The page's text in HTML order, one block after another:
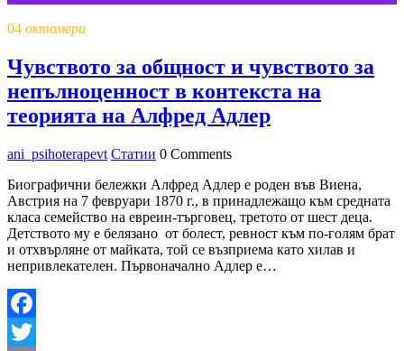
04 октомври
Чувството за общност и чувството за
непълноценност в контекста на
теорията на Алфред Адлер
ani_psihoterapevt Статии 0 Comments
Биографични бележки Алфред Адлер е роден във Виена,
Австрия на 7 февруари 1870 г., в принадлежащо към средната
класа семейство на евреин-търговец, третото от шест деца.
Детството му е белязано от болест, ревност към по-голям брат
и отхвърляне от майката, той се възприема като хилав и
непривлекателен. Първоначално Адлер е…
Facebook